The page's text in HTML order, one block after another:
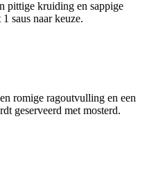
pittige kruiding en sappige
saus naar keuze.
romige ragoutvulling en een
geserveerd met mosterd.